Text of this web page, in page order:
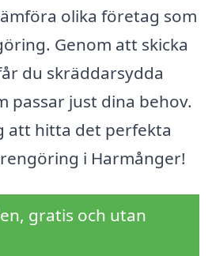
olika företag som
Genom att skicka
du skräddarsydda
passar just dina behov.
att hitta det perfekta
i Harmånger!
gratis och utan